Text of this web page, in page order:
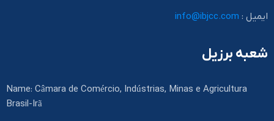
ایمیل : info@ibjcc.com
شعبه برزیل
Name: Câmara de Comércio, Indústrias, Minas e Agricultura
Brasil-Irã